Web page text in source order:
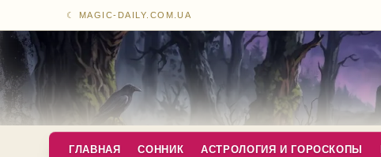
☾ MAGIC-DAILY.COM.UA
ГЛАВНАЯ СОННИК АСТРОЛОГИЯ И ГОРОСКОПЫ